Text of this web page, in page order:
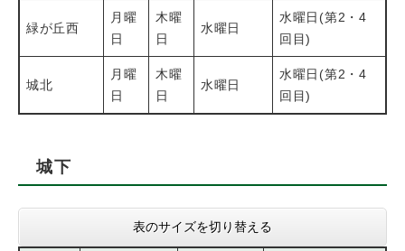
緑が丘西
月曜
日
木曜
日
水曜日
水曜日(第2・4
回目)
城北
月曜
日
木曜
日
水曜日
水曜日(第2・4
回目)
城下
表のサイズを切り替える